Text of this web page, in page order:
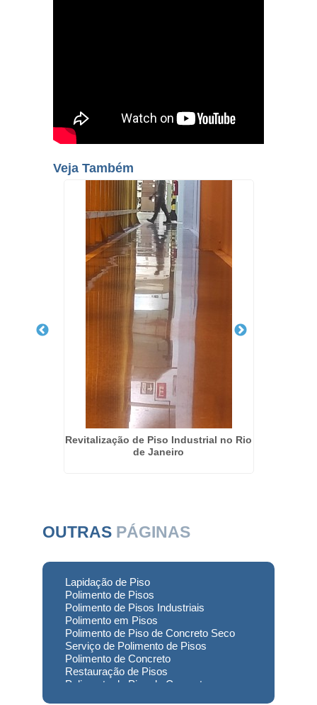
Veja Também
Revitalização de Piso Industrial no Rio
de Janeiro
OUTRAS PÁGINAS
Lapidação de Piso
Polimento de Pisos
Polimento de Pisos Industriais
Polimento em Pisos
Polimento de Piso de Concreto Seco
Serviço de Polimento de Pisos
Polimento de Concreto
Restauração de Pisos
Polimento de Piso de Concreto